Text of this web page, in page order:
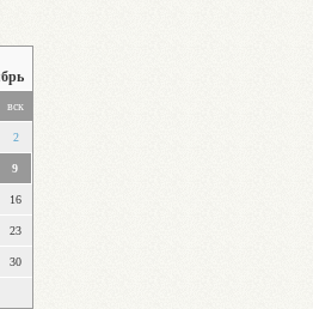
вск
2
9
16
23
30